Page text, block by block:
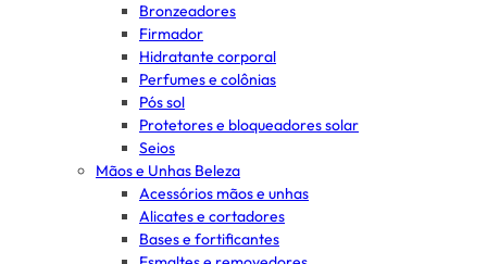
Bronzeadores
Firmador
Hidratante corporal
Perfumes e colônias
Pós sol
Protetores e bloqueadores solar
Seios
Mãos e Unhas Beleza
Acessórios mãos e unhas
Alicates e cortadores
Bases e fortificantes